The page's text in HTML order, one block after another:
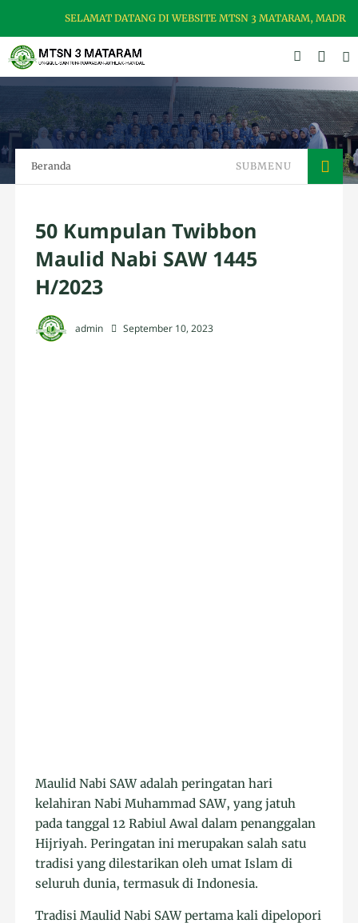
SELAMAT DATANG DI WEBSITE MTSN 3 MATARAM, MADRASAH
Beranda SUBMENU
50 Kumpulan Twibbon
Maulid Nabi SAW 1445
H/2023
admin September 10, 2023
Maulid Nabi SAW adalah peringatan hari
kelahiran Nabi Muhammad SAW, yang jatuh
pada tanggal 12 Rabiul Awal dalam penanggalan
Hijriyah. Peringatan ini merupakan salah satu
tradisi yang dilestarikan oleh umat Islam di
seluruh dunia, termasuk di Indonesia.
Tradisi Maulid Nabi SAW pertama kali dipelopori